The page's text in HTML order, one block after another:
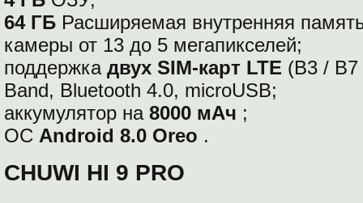
64 ГБ Расширяемая внутренняя
камеры от 13 до 5 мегапикселей;
поддержка двух SIM-карт LTE (B3 /
Band, Bluetooth 4.0, microUSB;
аккумулятор на 8000 мАч ;
ОС Android 8.0 Oreo .
CHUWI HI 9 PRO